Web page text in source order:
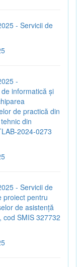
- Servicii de
-
informatică și
de practică din
din
2024-0273
- Servicii de
proiect pentru
de asistență
cod SMIS 327732